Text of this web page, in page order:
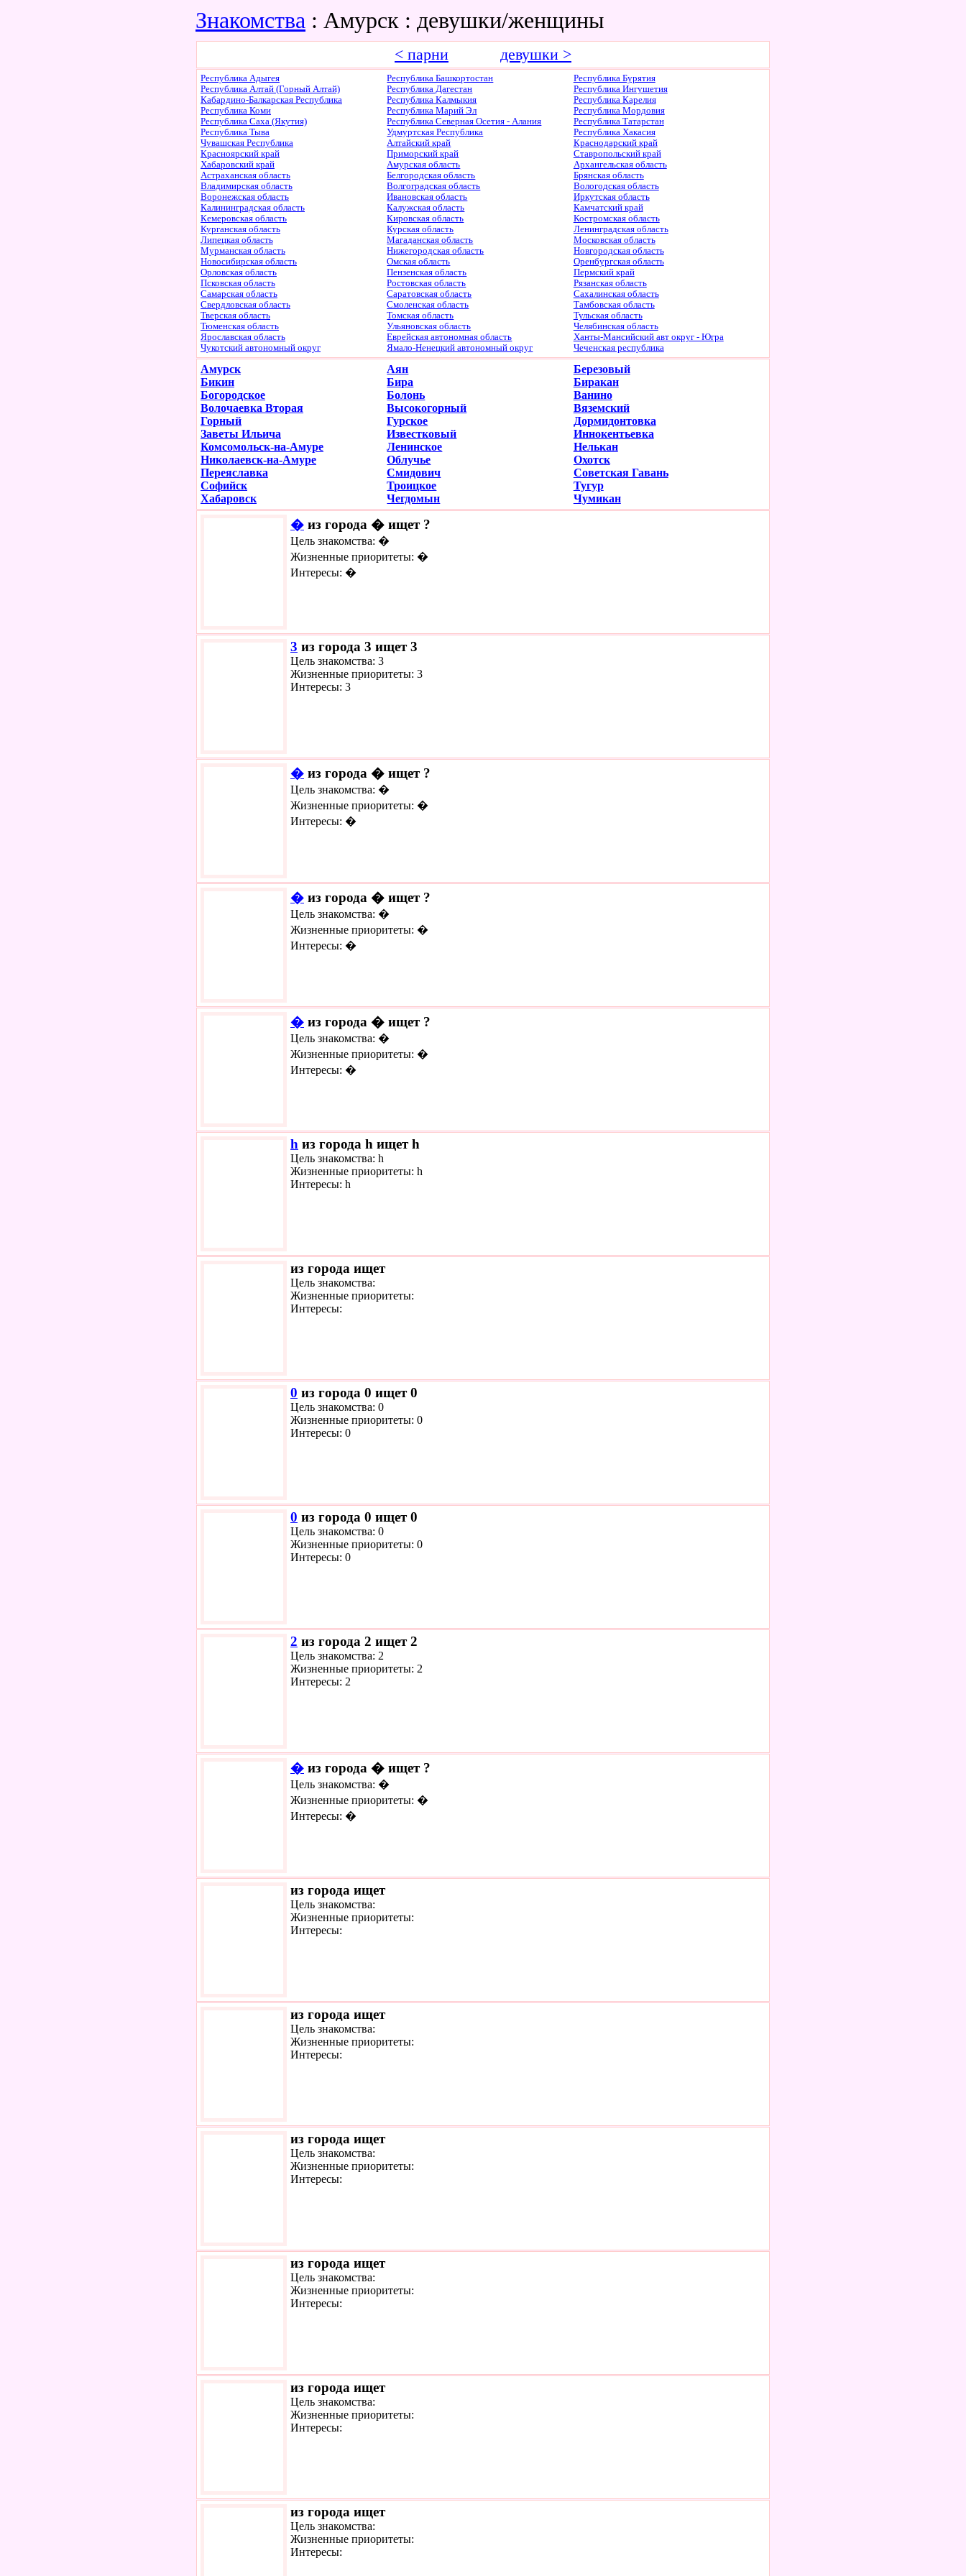
Знакомства : Амурск : девушки/женщины
< парни девушки >
Республика Адыгея Республика Башкортостан
Республика Бурятия
Республика Алтай (Горный Алтай)
Республика Дагестан
Республика Ингушетия
Кабардино-Балкарская Республика
Республика Калмыкия
Республика Карелия
Республика Коми
Республика Марий Эл
Республика Мордовия
Республика Саха (Якутия)
Республика Северная Осетия - Алания
Республика Татарстан
Республика Тыва
Удмуртская Республика
Республика Хакасия
Чувашская Республика
Алтайский край
Краснодарский край
Красноярский край
Приморский край
Ставропольский край
Хабаровский край
Амурская область
Архангельская область
Астраханская область
Белгородская область
Брянская область
Владимирская область
Волгоградская область
Вологодская область
Воронежская область
Ивановская область
Иркутская область
Калининградская область
Калужская область
Камчатский край
Кемеровская область
Кировская область
Костромская область
Курганская область
Курская область
Ленинградская область
Липецкая область
Магаданская область
Московская область
Мурманская область
Нижегородская область
Новгородская область
Новосибирская область
Омская область
Оренбургская область
Орловская область
Пензенская область
Пермский край
Псковская область
Ростовская область
Рязанская область
Самарская область
Саратовская область
Сахалинская область
Свердловская область
Смоленская область
Тамбовская область
Тверская область
Томская область
Тульская область
Тюменская область
Ульяновская область
Челябинская область
Ярославская область
Еврейская автономная область
Ханты-Мансийский авт округ - Югра
Чукотский автономный округ
Ямало-Ненецкий автономный округ Чеченская республика
Амурск Аян
Березовый
Бикин
Бира
Биракан
Богородское
Болонь
Ванино
Волочаевка Вторая
Высокогорный
Вяземский
Горный
Гурское
Дормидонтовка
Заветы Ильича
Известковый
Иннокентьевка
Комсомольск-на-Амуре
Ленинское
Нелькан
Николаевск-на-Амуре
Облучье
Охотск
Переяславка
Смидович
Советская Гавань
Софийск
Троицкое
Тугур
Хабаровск
Чегдомын Чумикан
� из города � ищет ?
Цель знакомства: �
Жизненные приоритеты: �
Интересы: �
3 из города 3 ищет 3
Цель знакомства: 3
Жизненные приоритеты: 3
Интересы: 3
� из города � ищет ?
Цель знакомства: �
Жизненные приоритеты: �
Интересы: �
� из города � ищет ?
Цель знакомства: �
Жизненные приоритеты: �
Интересы: �
� из города � ищет ?
Цель знакомства: �
Жизненные приоритеты: �
Интересы: �
h из города h ищет h
Цель знакомства: h
Жизненные приоритеты: h
Интересы: h
из города ищет
Цель знакомства:
Жизненные приоритеты:
Интересы:
0 из города 0 ищет 0
Цель знакомства: 0
Жизненные приоритеты: 0
Интересы: 0
0 из города 0 ищет 0
Цель знакомства: 0
Жизненные приоритеты: 0
Интересы: 0
2 из города 2 ищет 2
Цель знакомства: 2
Жизненные приоритеты: 2
Интересы: 2
� из города � ищет ?
Цель знакомства: �
Жизненные приоритеты: �
Интересы: �
из города ищет
Цель знакомства:
Жизненные приоритеты:
Интересы:
из города ищет
Цель знакомства:
Жизненные приоритеты:
Интересы:
из города ищет
Цель знакомства:
Жизненные приоритеты:
Интересы:
из города ищет
Цель знакомства:
Жизненные приоритеты:
Интересы:
из города ищет
Цель знакомства:
Жизненные приоритеты:
Интересы:
из города ищет
Цель знакомства:
Жизненные приоритеты:
Интересы: